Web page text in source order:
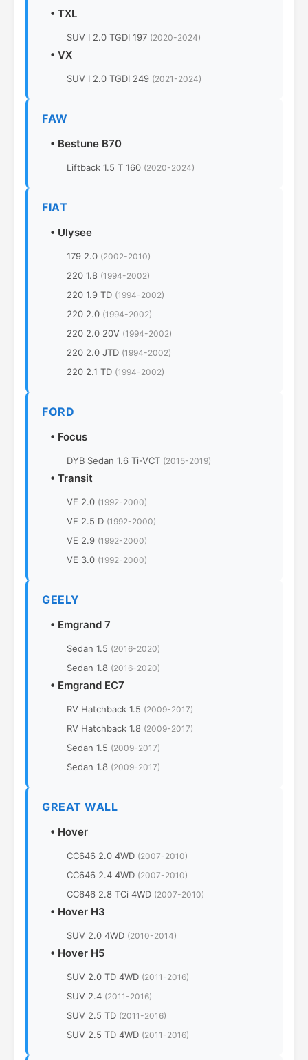
• TXL
SUV I 2.0 TGDI 197 (2020-2024)
• VX
SUV I 2.0 TGDI 249 (2021-2024)
FAW
• Bestune B70
Liftback 1.5 T 160 (2020-2024)
FIAT
• Ulysee
179 2.0 (2002-2010)
220 1.8 (1994-2002)
220 1.9 TD (1994-2002)
220 2.0 (1994-2002)
220 2.0 20V (1994-2002)
220 2.0 JTD (1994-2002)
220 2.1 TD (1994-2002)
FORD
• Focus
DYB Sedan 1.6 Ti-VCT (2015-2019)
• Transit
VE 2.0 (1992-2000)
VE 2.5 D (1992-2000)
VE 2.9 (1992-2000)
VE 3.0 (1992-2000)
GEELY
• Emgrand 7
Sedan 1.5 (2016-2020)
Sedan 1.8 (2016-2020)
• Emgrand EC7
RV Hatchback 1.5 (2009-2017)
RV Hatchback 1.8 (2009-2017)
Sedan 1.5 (2009-2017)
Sedan 1.8 (2009-2017)
GREAT WALL
• Hover
CC646 2.0 4WD (2007-2010)
CC646 2.4 4WD (2007-2010)
CC646 2.8 TCi 4WD (2007-2010)
• Hover H3
SUV 2.0 4WD (2010-2014)
• Hover H5
SUV 2.0 TD 4WD (2011-2016)
SUV 2.4 (2011-2016)
SUV 2.5 TD (2011-2016)
SUV 2.5 TD 4WD (2011-2016)